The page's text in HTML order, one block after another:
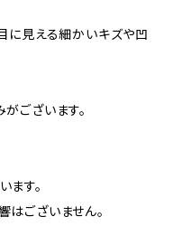
に見える細かいキズや凹
ございます。
ます。
はございません。